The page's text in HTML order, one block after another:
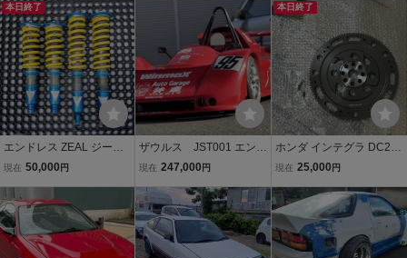
アやレースカーベースに
も！
スエンジン 98specモ
本日終了
エンドレス ZEAL ジール
CL7 アコード ユーロR フ
車高調 Xコイル ホンダ H
ONDA CL9
現在 50,000 円
ザウルス JST001 エンジ
ンはSR20 コスワースピ
る！ 書類無し
現在 247,000 円
本日終了
ホンダ インテグラ DC2 D
B8 TypeR EK9 EK4 EG6
ル フライホイール 新品未
使用
現在 25,000 円